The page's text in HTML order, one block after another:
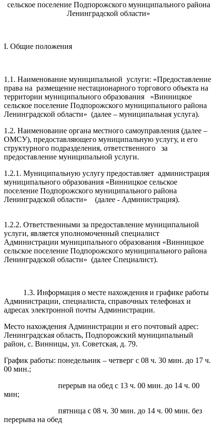
сельское поселение Подпорожского муниципального района
Ленинградской области»
I. Общие положения
1.1. Наименование муниципальной услуги: «Предоставление
права на размещение нестационарного торгового объекта на
территории муниципального образования «Винницкое
сельское поселение Подпорожского муниципального района
Ленинградской области» (далее – муниципальная услуга).
1.2. Наименование органа местного самоуправления (далее –
ОМСУ), предоставляющего муниципальную услугу, и его
структурного подразделения, ответственного за
предоставление муниципальной услуги.
1.2.1. Муниципальную услугу предоставляет администрация
муниципального образования «Винницкое сельское
поселение Подпорожского муниципального района
Ленинградской области» (далее - Администрация).
1.2.2. Ответственными за предоставление муниципальной
услуги, является уполномоченный специалист
Администрации муниципального образования «Винницкое
сельское поселение Подпорожского муниципального района
Ленинградской области» (далее Специалист).
1.3. Информация о месте нахождения и графике работы
Администрации, специалиста, справочных телефонах и
адресах электронной почты Администрации.
Место нахождения Администрации и его почтовый адрес:
Ленинградская область, Подпорожский муниципальный
район, с. Винницы, ул. Советская, д. 79.
График работы: понедельник – четверг с 08 ч. 30 мин. до 17 ч.
00 мин.;
перерыв на обед с 13 ч. 00 мин. до 14 ч. 00
мин;
пятница с 08 ч. 30 мин. до 14 ч. 00 мин. без
перерыва на обед